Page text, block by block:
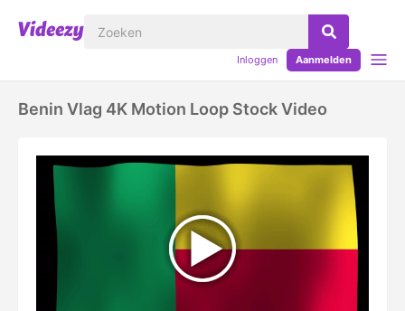
Inloggen Aanmelden
Benin Vlag 4K Motion Loop Stock Video